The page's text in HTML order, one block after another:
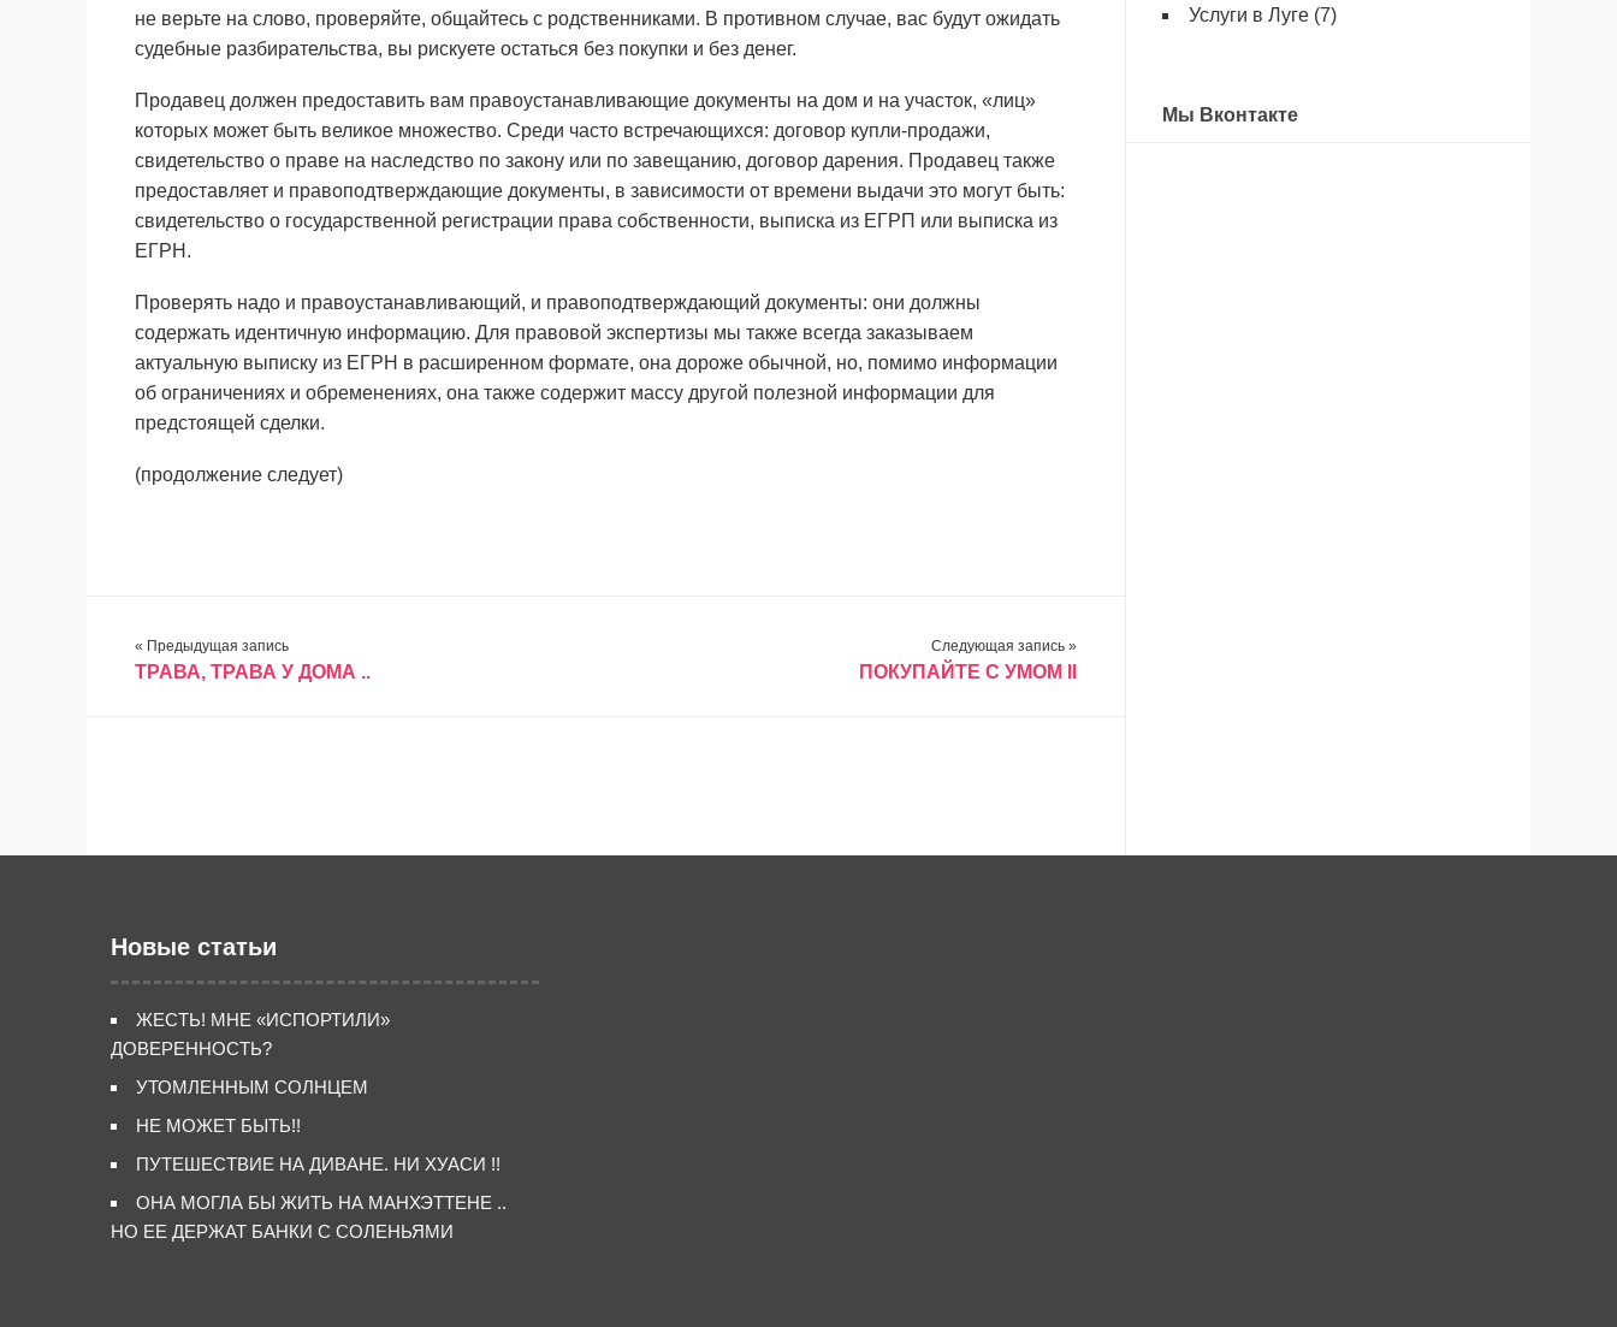
не верьте на слово, проверяйте, общайтесь с родственниками. В противном случае, вас будут ожидать
судебные разбирательства, вы рискуете остаться без покупки и без денег.
Продавец должен предоставить вам правоустанавливающие документы на дом и на участок, «лиц»
которых может быть великое множество. Среди часто встречающихся: договор купли-продажи,
свидетельство о праве на наследство по закону или по завещанию, договор дарения. Продавец также
предоставляет и правоподтверждающие документы, в зависимости от времени выдачи это могут быть:
свидетельство о государственной регистрации права собственности, выписка из ЕГРП или выписка из
ЕГРН.
Проверять надо и правоустанавливающий, и правоподтверждающий документы: они должны
содержать идентичную информацию. Для правовой экспертизы мы также всегда заказываем
актуальную выписку из ЕГРН в расширенном формате, она дороже обычной, но, помимо информации
об ограничениях и обременениях, она также содержит массу другой полезной информации для
предстоящей сделки.
(продолжение следует)
« Предыдущая запись
ТРАВА, ТРАВА У ДОМА ..
Следующая запись »
ПОКУПАЙТЕ С УМОМ II
Услуги в Луге (7)
Мы Вконтакте
Новые статьи
ЖЕСТЬ! МНЕ «ИСПОРТИЛИ»
ДОВЕРЕННОСТЬ?
УТОМЛЕННЫМ СОЛНЦЕМ
НЕ МОЖЕТ БЫТЬ!!
ПУТЕШЕСТВИЕ НА ДИВАНЕ. НИ ХУАСИ !!
ОНА МОГЛА БЫ ЖИТЬ НА МАНХЭТТЕНЕ ..
НО ЕЕ ДЕРЖАТ БАНКИ С СОЛЕНЬЯМИ